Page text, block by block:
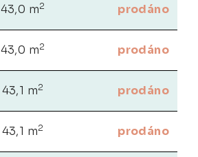
43,0 m2 prodáno
43,0 m2 prodáno
43,1 m2 prodáno
43,1 m2 prodáno